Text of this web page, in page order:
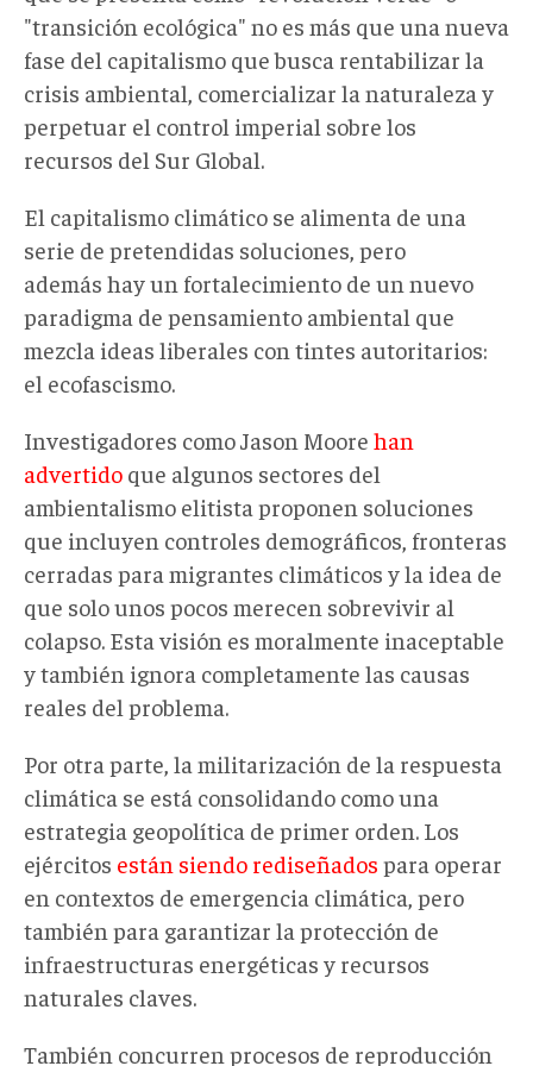
"transición ecológica" no es más que una nueva
fase del capitalismo que busca rentabilizar la
crisis ambiental, comercializar la naturaleza y
perpetuar el control imperial sobre los
recursos del Sur Global.
El capitalismo climático se alimenta de una
serie de pretendidas soluciones, pero
además hay un fortalecimiento de un nuevo
paradigma de pensamiento ambiental que
mezcla ideas liberales con tintes autoritarios:
el ecofascismo.
Investigadores como Jason Moore han
advertido que algunos sectores del
ambientalismo elitista proponen soluciones
que incluyen controles demográficos, fronteras
cerradas para migrantes climáticos y la idea de
que solo unos pocos merecen sobrevivir al
colapso. Esta visión es moralmente inaceptable
y también ignora completamente las causas
reales del problema.
Por otra parte, la militarización de la respuesta
climática se está consolidando como una
estrategia geopolítica de primer orden. Los
ejércitos están siendo rediseñados para operar
en contextos de emergencia climática, pero
también para garantizar la protección de
infraestructuras energéticas y recursos
naturales claves.
También concurren procesos de reproducción